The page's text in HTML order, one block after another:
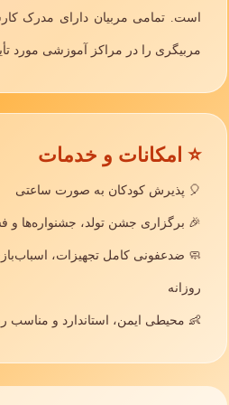
حرفه ای در منطقه 16 تهران. محیط شاد و ایمن با
کودک
منطقه 16 تهران پیدا کنم؟
16 تهران چقدر است؟
مدار بسته در منطقه 16 تهران وجود دارد؟
مهد کودک چیست؟
است. تمامی مربیان دارای مدرک
مربیگری را در مراکز آموزشی مورد
⭐ امکانات و خدمات
🎈 پذیرش کودکان به صورت ساعتی
🎉 برگزاری جشن تولد، جشنواره‌ها و
🧼 ضدعفونی کامل تجهیزات،
روزانه
👶 محیطی ایمن، استاندارد و مناسب